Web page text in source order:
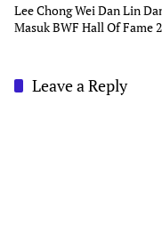
Lee Chong Wei Dan Lin
Masuk BWF Hall Of Fame
Leave a Reply